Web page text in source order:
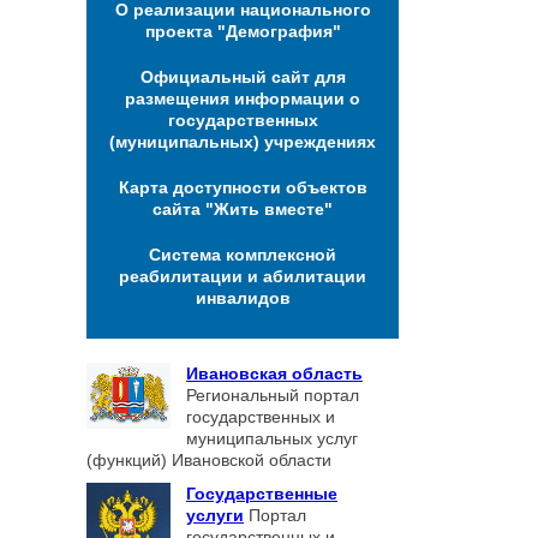
О реализации национального
проекта "Демография"
Официальный сайт для
размещения информации о
государственных
(муниципальных) учреждениях
Карта доступности объектов
сайта "Жить вместе"
Система комплексной
реабилитации и абилитации
инвалидов
Ивановская область
Региональный портал
государственных и
муниципальных услуг
(функций) Ивановской области
Государственные
услуги Портал